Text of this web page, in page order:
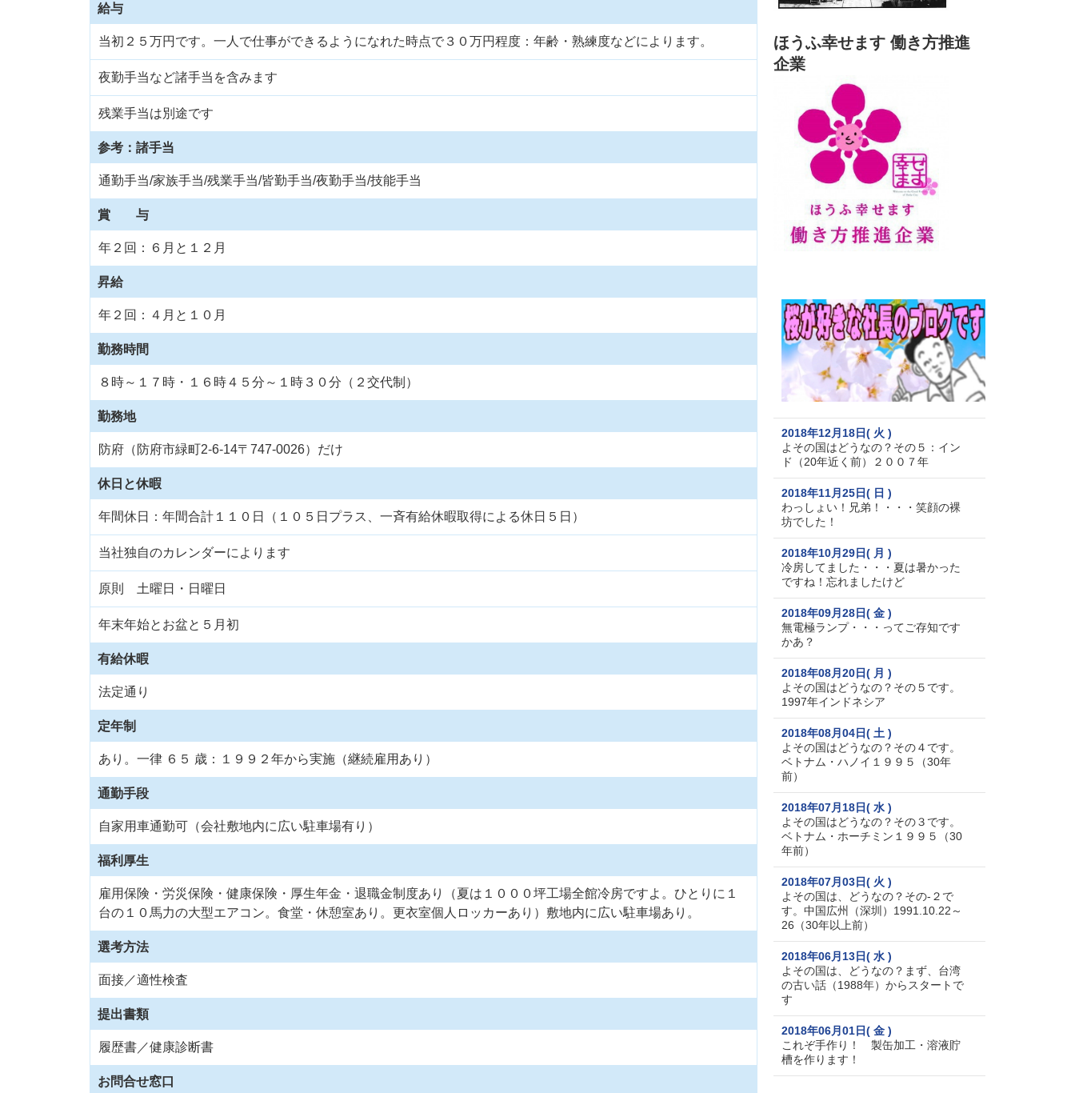
給与
当初２５万円です。一人で仕事ができるようになれた時点で３０万円程度：年齢・熟練度などによります。
夜勤手当など諸手当を含みます
残業手当は別途です
参考：諸手当
通勤手当/家族手当/残業手当/皆勤手当/夜勤手当/技能手当
賞 与
年２回：６月と１２月
昇給
年２回：４月と１０月
勤務時間
８時～１７時・１６時４５分～１時３０分（２交代制）
勤務地
防府（防府市緑町2-6-14〒747-0026）だけ
休日と休暇
年間休日：年間合計１１０日（１０５日プラス、一斉有給休暇取得による休日５日）
当社独自のカレンダーによります
原則 土曜日・日曜日
年末年始とお盆と５月初
有給休暇
法定通り
定年制
あり。一律 ６５ 歳：１９９２年から実施（継続雇用あり）
通勤手段
自家用車通勤可（会社敷地内に広い駐車場有り）
福利厚生
雇用保険・労災保険・健康保険・厚生年金・退職金制度あり（夏は１０００坪工場全館冷房ですよ。ひとりに１
台の１０馬力の大型エアコン。食堂・休憩室あり。更衣室個人ロッカーあり）敷地内に広い駐車場あり。
選考方法
面接／適性検査
提出書類
履歴書／健康診断書
お問合せ窓口
ほうふ幸せます 働き方推進
企業
2018年12月18日( 火 )
よその国はどうなの？その５：イン
ド（20年近く前）２００７年
2018年11月25日( 日 )
わっしょい！兄弟！・・・笑顔の裸
坊でした！
2018年10月29日( 月 )
冷房してました・・・夏は暑かった
ですね！忘れましたけど
2018年09月28日( 金 )
無電極ランプ・・・ってご存知です
かあ？
2018年08月20日( 月 )
よその国はどうなの？その５です。
1997年インドネシア
2018年08月04日( 土 )
よその国はどうなの？その４です。
ベトナム・ハノイ１９９５（30年
前）
2018年07月18日( 水 )
よその国はどうなの？その３です。
ベトナム・ホーチミン１９９５（30
年前）
2018年07月03日( 火 )
よその国は、どうなの？その-２で
す。中国広州（深圳）1991.10.22～
26（30年以上前）
2018年06月13日( 水 )
よその国は、どうなの？まず、台湾
の古い話（1988年）からスタートで
す
2018年06月01日( 金 )
これぞ手作り！ 製缶加工・溶液貯
槽を作ります！